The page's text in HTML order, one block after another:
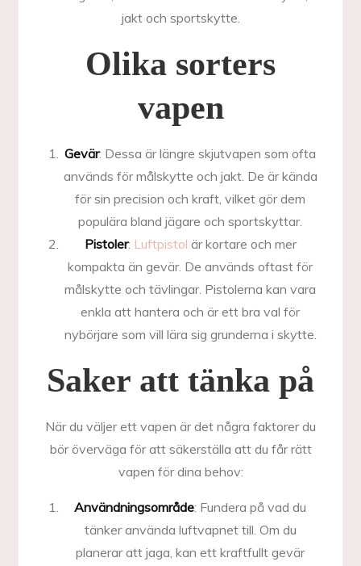
jakt och sportskytte.
Olika sorters
vapen
Gevär: Dessa är längre skjutvapen som ofta
används för målskytte och jakt. De är kända
för sin precision och kraft, vilket gör dem
populära bland jägare och sportskyttar.
Pistoler: Luftpistol är kortare och mer
kompakta än gevär. De används oftast för
målskytte och tävlingar. Pistolerna kan vara
enkla att hantera och är ett bra val för
nybörjare som vill lära sig grunderna i skytte.
Saker att tänka på
När du väljer ett vapen är det några faktorer du
bör överväga för att säkerställa att du får rätt
vapen för dina behov:
Användningsområde: Fundera på vad du
tänker använda luftvapnet till. Om du
planerar att jaga, kan ett kraftfullt gevär